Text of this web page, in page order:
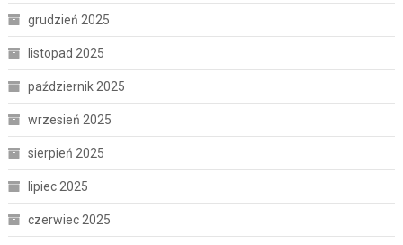
grudzień 2025
listopad 2025
październik 2025
wrzesień 2025
sierpień 2025
lipiec 2025
czerwiec 2025